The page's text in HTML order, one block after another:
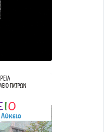
ΣΤΗΝ
ΑΓΙΟ ΗΛΙΑ ΠΡΙΝ ΤΗ
Λυγιά Ναυπάκτου
του Κέντρου